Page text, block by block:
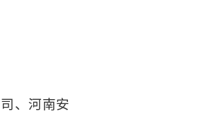
、河南安